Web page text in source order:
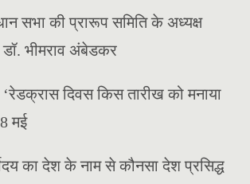
सभा की प्रारूप समिति के अध्यक्ष
भीमराव अंबेडकर
‘रेडक्रास दिवस किस तारीख को मनाया
मई
का देश के नाम से कौनसा देश प्रसिद्ध